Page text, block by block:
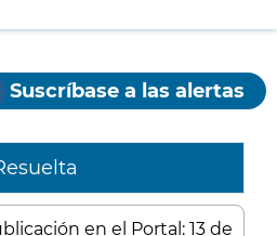
Suscríbase a las alertas
en el Portal: 13 de